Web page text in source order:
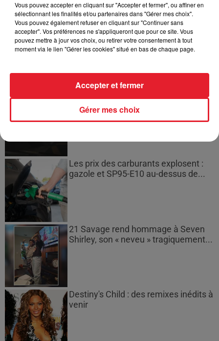
Incendies en Gironde : encore
plusieurs semaines avant
l'extinction...
Bouches-du-Rhône : les ossements
de deux militaires disparus...
Les prix des carburants explosent :
gazole et SP95-E10 au-dessus de...
21 Savage rend hommage à Seven
Shirley, son « neveu » tragiquement...
Destiny's Child : des remixes inédits à
venir
Vous pouvez accepter en cliquant sur "Accepter et fermer", ou affiner en
sélectionnant les finalités et/ou partenaires dans "Gérer mes choix".
Vous pouvez également refuser en cliquant sur "Continuer sans
accepter". Vos préférences ne s'appliqueront que pour ce site. Vous
pouvez mettre à jour vos choix, ou retirer votre consentement à tout
moment via le lien "Gérer les cookies" situé en bas de chaque page.
Gérer mes choix
Accepter et fermer